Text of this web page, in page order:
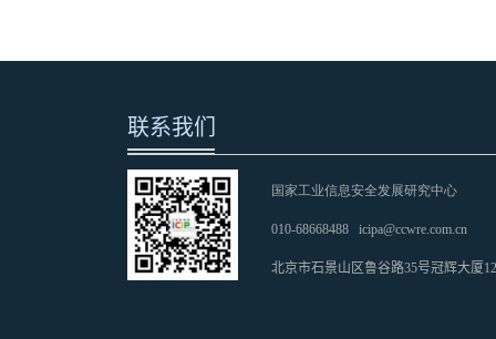
联系我们
国家工业信息安全发展研究中心
010-68668488 icipa@ccwre.com.cn
北京市石景山区鲁谷路35号冠辉大厦